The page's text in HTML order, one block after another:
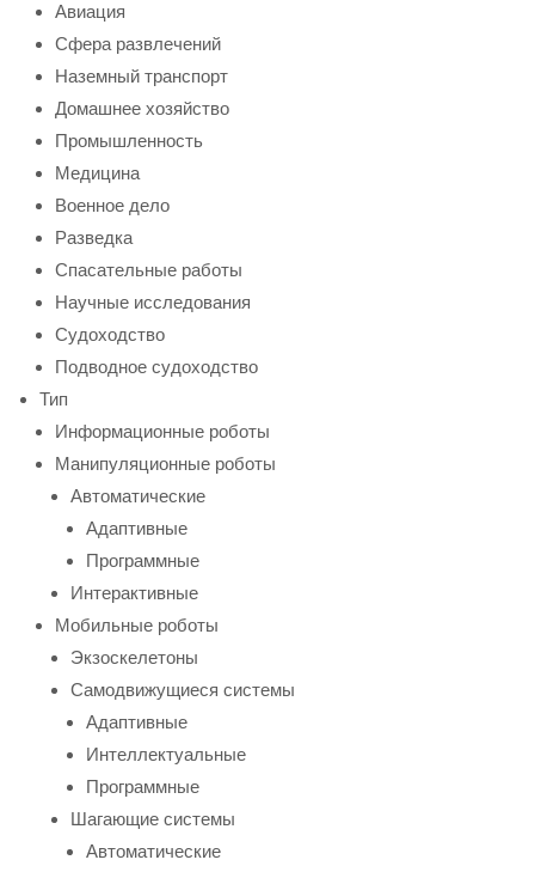
Авиация
Сфера развлечений
Наземный транспорт
Домашнее хозяйство
Промышленность
Медицина
Военное дело
Разведка
Спасательные работы
Научные исследования
Судоходство
Подводное судоходство
Тип
Информационные роботы
Манипуляционные роботы
Автоматические
Адаптивные
Программные
Интерактивные
Мобильные роботы
Экзоскелетоны
Самодвижущиеся системы
Адаптивные
Интеллектуальные
Программные
Шагающие системы
Автоматические